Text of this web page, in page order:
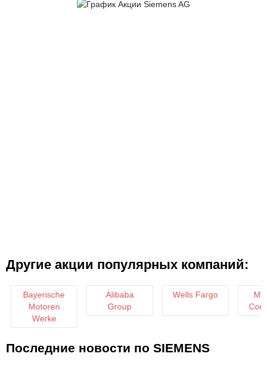
Другие акции популярных компаний:
Bayerische
Motoren
Werke
Alibaba
Group
Wells Fargo
Последние новости по SIEMENS